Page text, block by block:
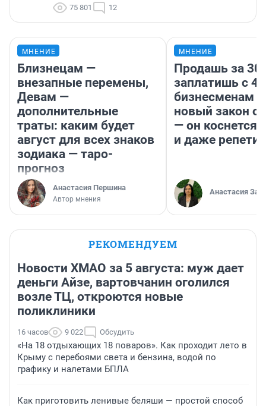
75 801 12
МНЕНИЕ
Близнецам —
внезапные перемены,
Девам —
дополнительные
траты: каким будет
август для всех знаков
зодиака — таро-
прогноз
Анастасия Першина
Автор мнения
МНЕНИЕ
Продашь за
заплатишь с
бизнесменам
новый закон о
— он коснется
и даже
Анастасия
РЕКОМЕНДУЕМ
Новости ХМАО за 5 августа: муж дает
деньги Айзе, вартовчанин оголился
возле ТЦ, откроются новые
поликлиники
16 часов 9 022 Обсудить
«На 18 отдыхающих 18 поваров». Как проходит лето в
Крыму с перебоями света и бензина, водой по
графику и налетами БПЛА
Как приготовить ленивые беляши — простой способ